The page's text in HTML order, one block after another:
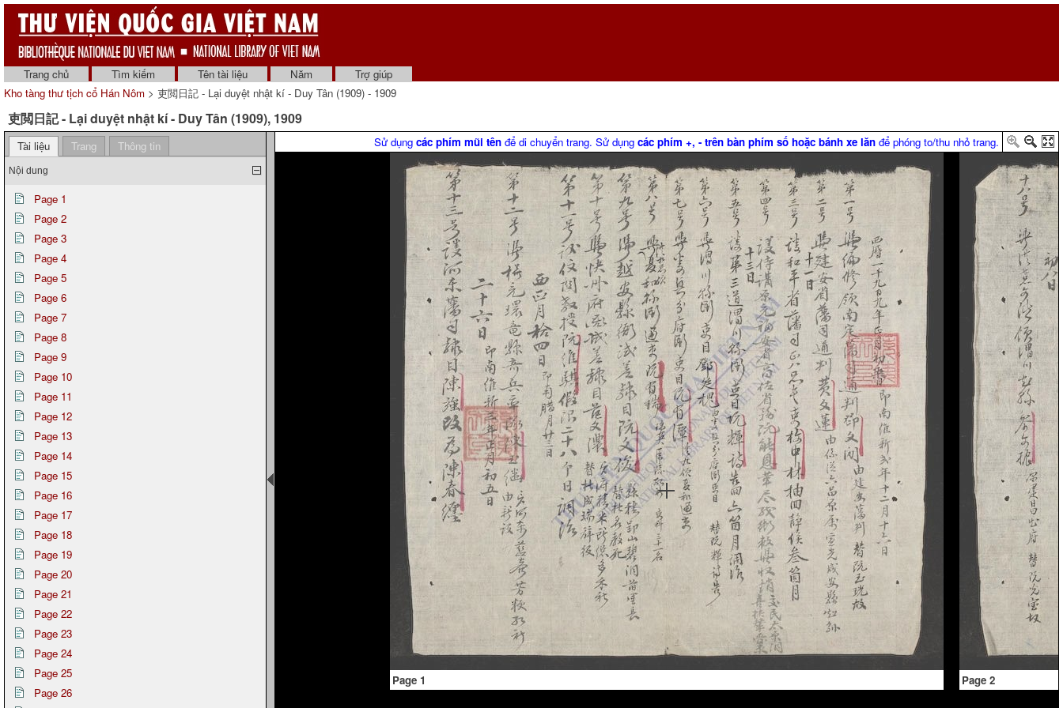
Trang chủ Tìm kiếm Tên tài liệu Năm
Trợ giúp
Kho tàng thư tịch cổ Hán Nôm > 吏閲日記 - Lại duyệt nhật kí - Duy Tân (1909) - 1909
吏閲日記 - Lại duyệt nhật kí - Duy Tân (1909), 1909
Tài liệu Trang Thông tin
Nội dung
Page 1
Page 2
Page 3
Page 4
Page 5
Page 6
Page 7
Page 8
Page 9
Page 10
Page 11
Page 12
Page 13
Page 14
Page 15
Page 16
Page 17
Page 18
Page 19
Page 20
Page 21
Page 22
Page 23
Page 24
Page 25
Page 26
Sử dụng các phím mũi tên để di chuyển trang. Sử dụng các phím +, - trên bàn phím số hoặc bánh xe lăn để phóng to/thu nhỏ trang.
Page 1 Page 2